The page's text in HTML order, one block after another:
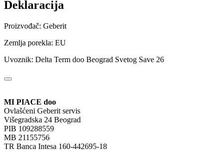
Deklaracija
Proizvođač: Geberit
Zemlja porekla: EU
Uvoznik: Delta Term doo Beograd Svetog Save 26
MI PIACE doo
Ovlašćeni Geberit servis
Višegradska 24 Beograd
PIB 109288559
MB 21155756
TR Banca Intesa 160-442695-18